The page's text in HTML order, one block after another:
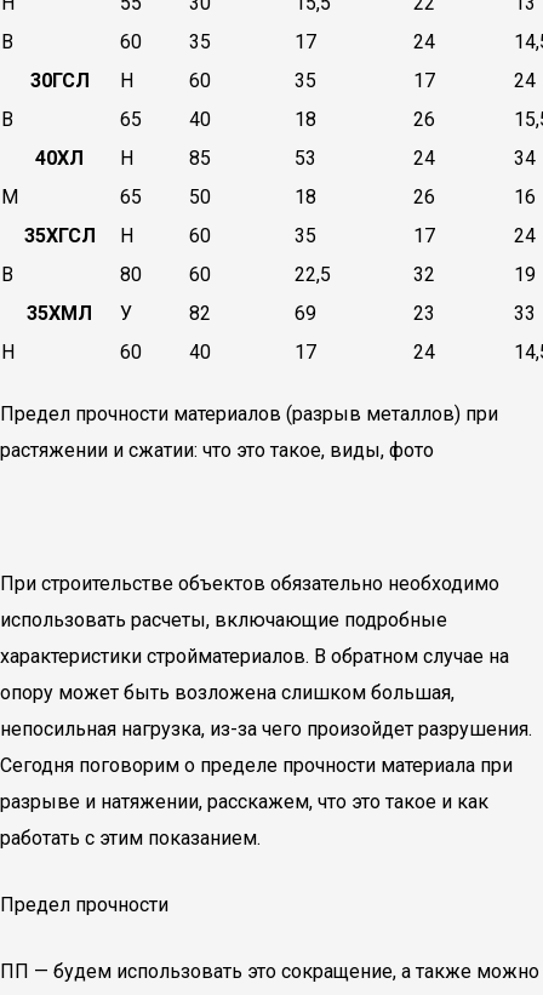
В
60 35 17 24
30ГСЛ
Н 60 35 17
24
В
65 40 18 26
40ХЛ
Н 85 53 24
34
М
65 50 18 26
16
35ХГСЛ
Н 60 35 17
24
В
80 60 22,5 32
19
35ХМЛ
У 82 69 23
33
Н
60 40 17 24
Предел прочности материалов (разрыв металлов) при
растяжении и сжатии: что это такое, виды, фото
При строительстве объектов обязательно необходимо
использовать расчеты, включающие подробные
характеристики стройматериалов. В обратном случае на
опору может быть возложена слишком большая,
непосильная нагрузка, из-за чего произойдет разрушения.
Сегодня поговорим о пределе прочности материала при
разрыве и натяжении, расскажем, что это такое и как
работать с этим показанием.
Предел прочности
ПП — будем использовать это сокращение, а также можно